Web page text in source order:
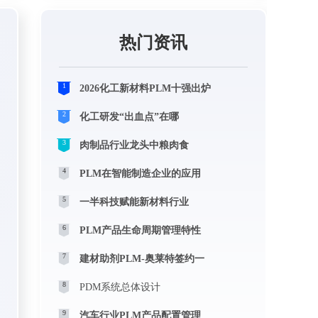
热门资讯
1 2026化工新材料PLM十强出炉
2 化工研发“出血点”在哪
3 肉制品行业龙头中粮肉食
4 PLM在智能制造企业的应用
5 一半科技赋能新材料行业
6 PLM产品生命周期管理特性
7 建材助剂PLM-奥莱特签约一
8 PDM系统总体设计
9 汽车行业PLM产品配置管理